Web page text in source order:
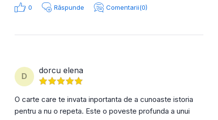
0 Răspunde Comentarii(0)
D
dorcu elena
O carte care te invata inportanta de a cunoaste istoria
pentru a nu o repeta. Este o poveste profunda a unui